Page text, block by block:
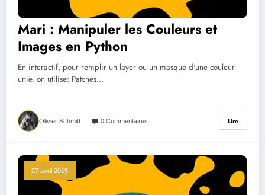
Mari : Manipuler les Couleurs et
Images en Python
En interactif, pour remplir un layer ou un masque d'une couleur
unie, on utilise: Patches…
Olivier Schmitt 0 Commentaires Lire
27 avril 2015